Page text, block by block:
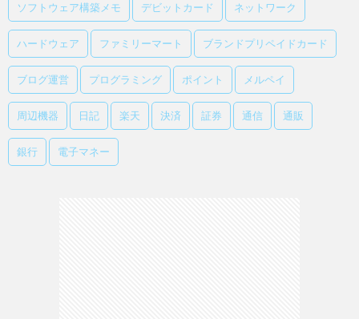
ソフトウェア構築メモ デビットカード ネットワーク
ハードウェア ファミリーマート ブランドプリペイドカード
ブログ運営 プログラミング ポイント メルペイ
周辺機器 日記 楽天 決済 証券 通信 通販
銀行 電子マネー